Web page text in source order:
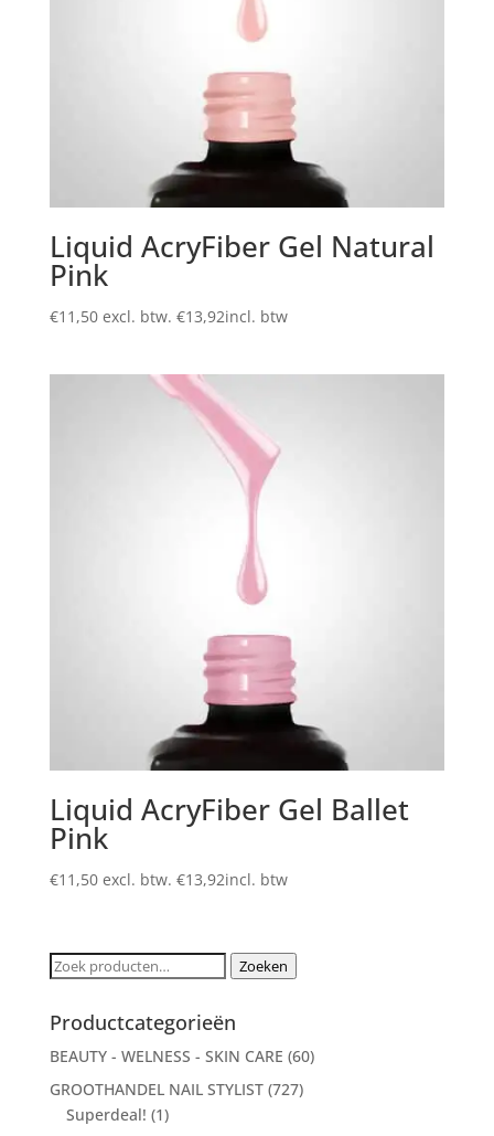
Liquid AcryFiber Gel Natural
Pink
€11,50 excl. btw. €13,92incl. btw
Liquid AcryFiber Gel Ballet
Pink
€11,50 excl. btw. €13,92incl. btw
Zoeken
Zoeken
Productcategorieën
BEAUTY - WELNESS - SKIN CARE (60)
GROOTHANDEL NAIL STYLIST (727)
Superdeal! (1)